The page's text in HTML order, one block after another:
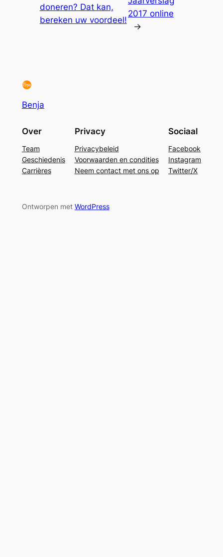
doneren? Dat kan,
bereken uw voordeel!
2017 online
→
Benja
Over
Team
Geschiedenis
Carrières
Privacy
Privacybeleid
Voorwaarden en condities
Neem contact met ons op
Sociaal
Facebook
Instagram
Twitter/X
Ontworpen met WordPress